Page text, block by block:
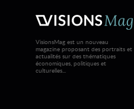
VisionsMag est un nouveau
magazine proposant des portraits et
actualités sur des thématiques
économiques, politiques et
culturelles...